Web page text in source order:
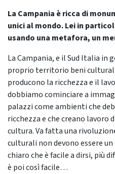
La Campania è ricca di
unici al mondo. Lei in
usando una metafora, un
La Campania, e il Sud Italia in
proprio territorio beni
producono la ricchezza e il
dobbiamo cominciare a
palazzi come ambienti che
ricchezza e che creano lavoro
cultura. Va fatta una
culturali non devono essere un
chiaro che è facile a dirsi, più
è poi così facile…